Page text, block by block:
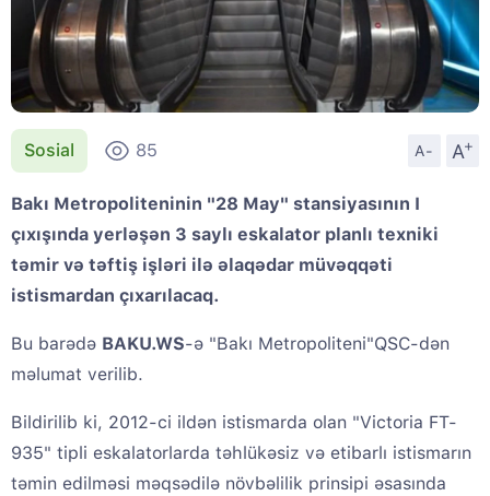
Sosial 85 A- A
+
Bakı Metropoliteninin "28 May" stansiyasının I
çıxışında yerləşən 3 saylı eskalator planlı texniki
təmir və təftiş işləri ilə əlaqədar müvəqqəti
istismardan çıxarılacaq.
Bu barədə BAKU.WS-ə "Bakı Metropoliteni"QSC-dən
məlumat verilib.
Bildirilib ki, 2012-ci ildən istismarda olan "Victoria FT-
935" tipli eskalatorlarda təhlükəsiz və etibarlı istismarın
təmin edilməsi məqsədilə növbəlilik prinsipi əsasında